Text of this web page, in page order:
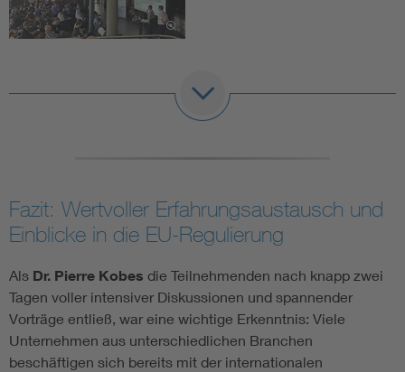
Fazit: Wertvoller Erfahrungsaustausch und
Einblicke in die EU-Regulierung
Als Dr. Pierre Kobes die Teilnehmenden nach knapp zwei
Tagen voller intensiver Diskussionen und spannender
Vorträge entließ, war eine wichtige Erkenntnis: Viele
Unternehmen aus unterschiedlichen Branchen
beschäftigen sich bereits mit der internationalen